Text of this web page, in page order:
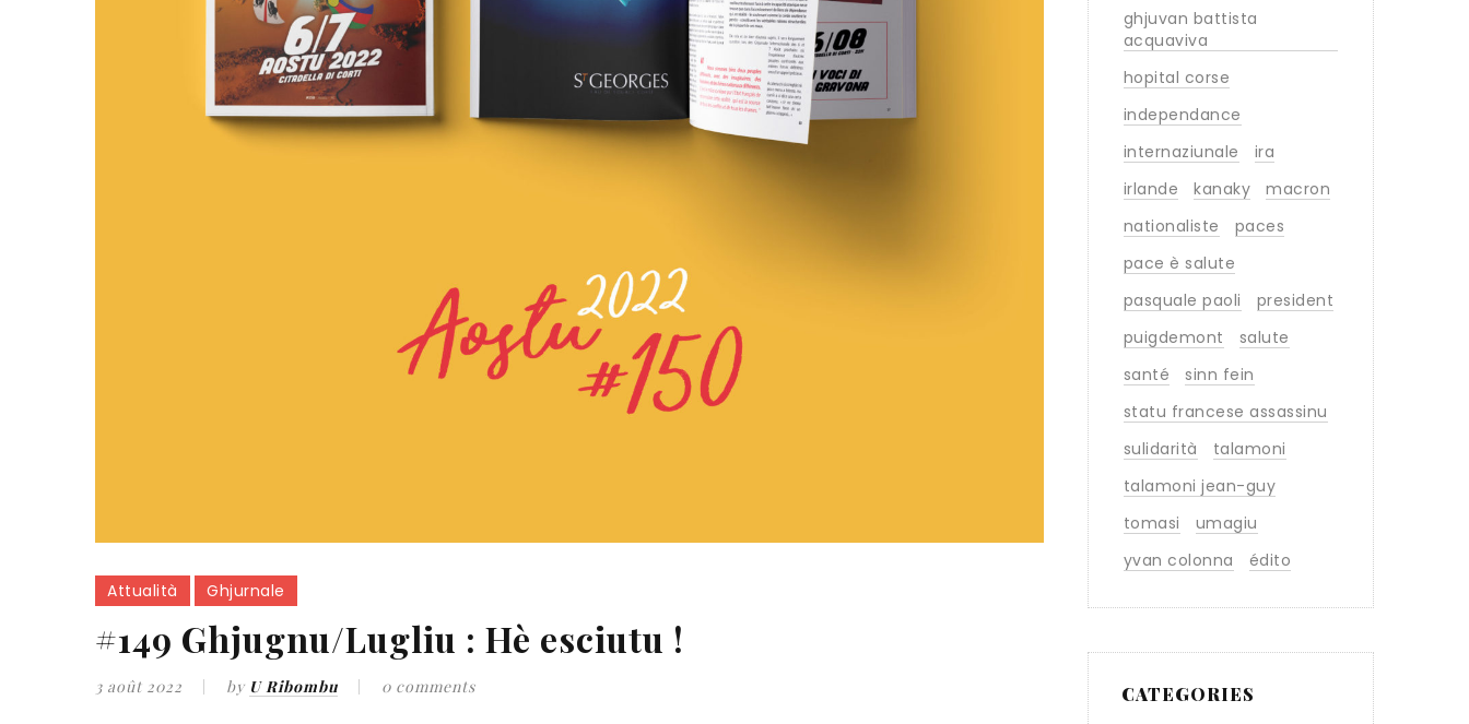
Attualità Ghjurnale
#149 Ghjugnu/Lugliu : Hè esciutu !
3 août 2022 by U Ribombu 0 comments
ghjuvan battista
acquaviva
hopital corse
independance
internaziunale
ira
irlande
kanaky
macron
nationaliste
paces
pace è salute
pasquale paoli
president
puigdemont
salute
santé
sinn fein
statu francese assassinu
sulidarità
talamoni
talamoni jean-guy
tomasi
umagiu
yvan colonna
édito
CATEGORIES